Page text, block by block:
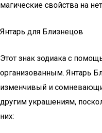
магические свойства на
Янтарь для Близнецов
Этот знак зодиака с
организованным. Янтарь
изменчивый и
другим украшениям,
них: